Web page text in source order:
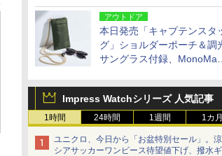
～中野坂上を4分間隔に
アウトドア
本日発売「キャプテンスタ
グ」ショルダーポーチ＆調
サングラス付録、MonoMax
Impress Watchシリーズ 人気記事
1時間 24時間 1週間 1カ月
ユニクロ、今日から「お盆特別セール」。
シアサッカーワンピース待望値下げ、撥水